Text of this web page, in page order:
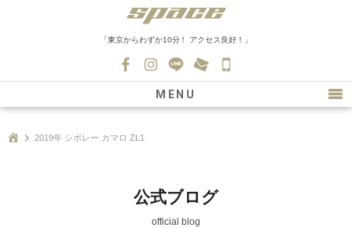
「東京からわずか10分！ アクセス良好！」
0139
MENU
新車情報
在庫車情報
2019年 シボレー カマロ ZL1
公式ブログ
official blog